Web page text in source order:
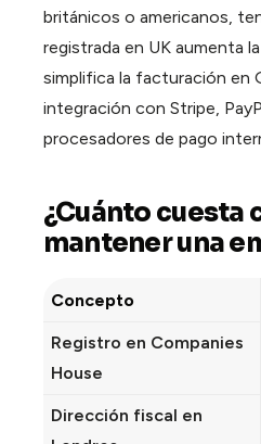
británicos o americanos,
registrada en UK aumenta
simplifica la facturación en
integración con Stripe,
procesadores de pago
¿Cuánto cuesta
mantener una
Concepto
Registro en Companies
House
Dirección fiscal en